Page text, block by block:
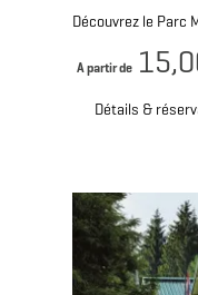
Découvrez le Parc
Détails &
A partir de